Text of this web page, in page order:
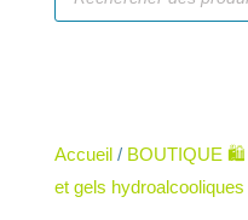
produits
Accueil/ BOUTIQUE 🛍️
et gels hydroalcooliques